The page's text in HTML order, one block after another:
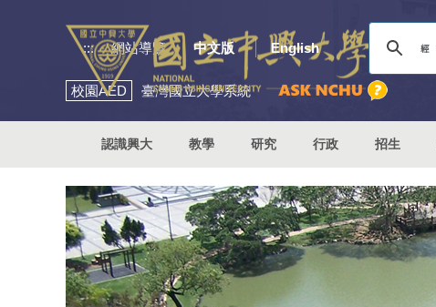
::: 網站導覽 中文版 English
校園AED 臺灣國立大學系統
認識興大 教學 研究 行政 招生